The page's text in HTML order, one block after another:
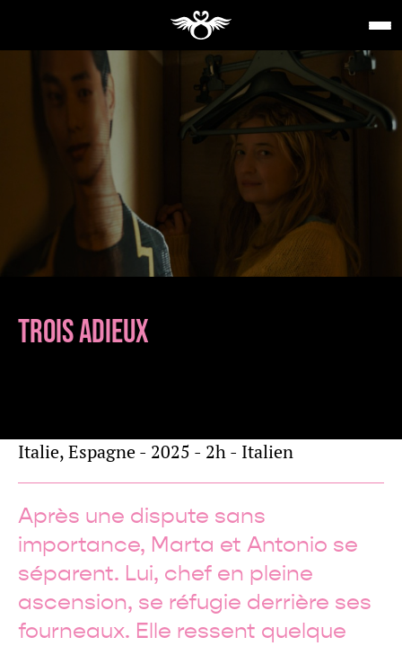
TROIS ADIEUX
Italie, Espagne - 2025 - 2h - Italien
Après une dispute sans
importance, Marta et Antonio se
séparent. Lui, chef en pleine
ascension, se réfugie derrière ses
fourneaux. Elle ressent quelque